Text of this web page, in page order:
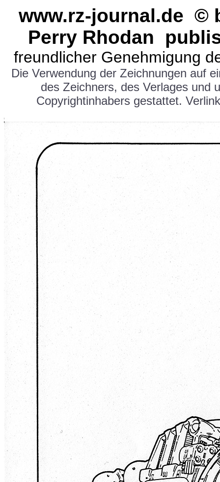
www.rz-journal.de ©
Perry Rhodan
freundlicher Genehmigung
Die Verwendung der Zeichnungen auf
des Zeichners, des Verlages und
Copyrightinhabers gestattet.